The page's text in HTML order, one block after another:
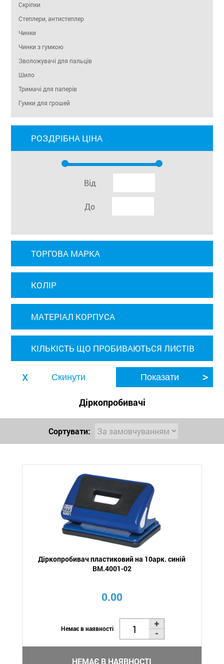
Скріпки
Степлери, антистеплер
Чинки
Чинки з гумкою
Зволожувачі для пальців
Шило
Тримачі для паперів
Гумки для грошей
РОЗДРІБНА ЦІНА
Від
До
ТОРГОВА МАРКА
КОЛІР
МАТЕРІАЛ КОРПУСА
КІЛЬКІСТЬ ЩО ПРОБИВАЮТЬСЯ ЛИСТІВ
Діркопробивачі
Сортувати:
Діркопробивач пластиковий на 10арк. синій
BM.4001-02
0.00
Немає в наявності
НЕМАЄ В НАЯВНОСТІ